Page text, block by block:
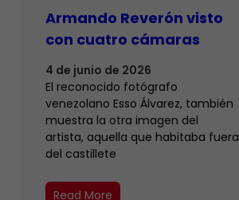
Armando Reverón visto
con cuatro cámaras
4 de junio de 2026
‎El reconocido fotógrafo
venezolano Esso Álvarez, también
muestra la otra imagen del
artista, aquella que habitaba fuera
del castillete ‎
Read More